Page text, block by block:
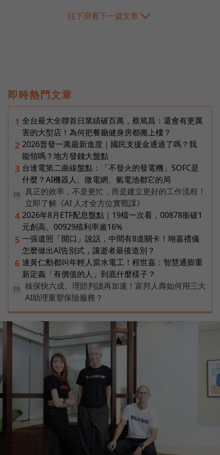
往下滑看下一篇文章
即時熱門文章
1 全台最大全聯首日業績破百萬，蔡篤昌：還會有更厲
害的大型店！為何把餐廳健身房都搬上樓？
2 2026普發一萬最新進度｜國民支援金通過了嗎？我
能領嗎？地方發錢大盤點
3 台達電第二曲線盤點：「不發火的發電機」SOFC是
什麼？AI機器人、微電網、氫電池都它的局
PR
真正的效率，不是更忙，而是建立更好的工作流程！
立即了解《AI 人才全方位實戰課》
4 2026年8月ETF配息盤點｜19檔一次看，00878衝破1
元創高、00929殖利率逾16%
5 一張遺照「開口」說話，中間有8道關卡！翊嘉禮儀
怎麼做出AI告別式，讓逝者最後道別？
6 連黃仁勳都叫年輕人當水電工！程世嘉：智慧通膨重
新定義「有價值的人」到底什麼樣子？
PR
核保快六成、理賠判讀再加速！富邦人壽如何用三大
AI助理重塑保險服務？